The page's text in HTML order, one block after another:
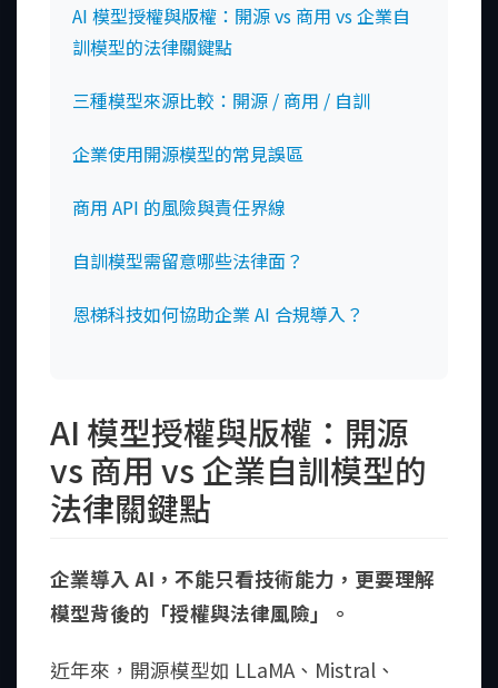
AI 模型授權與版權：開源 vs 商用 vs 企業自
訓模型的法律關鍵點
三種模型來源比較：開源 / 商用 / 自訓
企業使用開源模型的常見誤區
商用 API 的風險與責任界線
自訓模型需留意哪些法律面？
恩梯科技如何協助企業 AI 合規導入？
AI 模型授權與版權：開源
vs 商用 vs 企業自訓模型的
法律關鍵點
企業導入 AI，不能只看技術能力，更要理解
模型背後的「授權與法律風險」。
近年來，開源模型如 LLaMA、Mistral、